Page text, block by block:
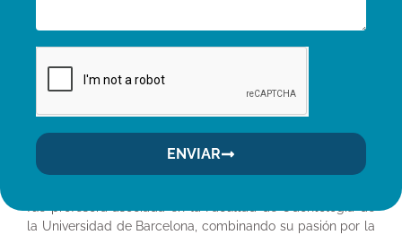
Licenciada en Odontología por la Universidad de
Barcelona (1993), completó su doctorado en Odontología
Implantología realizado con el Dr. Aparicio en colaboración
con la Universidad de Göteborg (2011), y formación
avanzada en Estética Dental en la prestigiosa Autrán
Dental Academy (2011). También cuenta con un curso en
Peritaje Odontológico (2017).
fue profesora asociada en la Facultad de Odontología de
la Universidad de Barcelona, combinando su pasión por la
ENVIAR